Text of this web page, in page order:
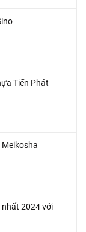
Tiến Phát
nhất 2024 với